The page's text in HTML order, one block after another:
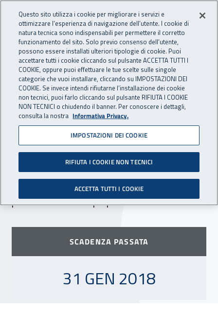
INAIL - Istituto Nazionale
Apri cerca
Navigazione principale
Navigazione - Ti trovi in:
Home Inail comunica Scadenze Scadenza
DR Emilia Romagna:
prorogati i termini per la
ricerca di immobile da
acquistare a Modena
Prorogato al 31 gennaio 2020 il termine per la
presentazione delle proposte.
SCADENZA PASSATA
31 GENNAIO 2018
31 GEN 2018
Questo sito utilizza i cookie per migliorare i servizi e
ottimizzare l’esperienza di navigazione dell’utente. I cookie di
natura tecnica sono indispensabili per permettere il corretto
funzionamento del sito. Solo previo consenso dell’utente,
possono essere installati ulteriori tipologie di cookie. Puoi
accettare tutti i cookie cliccando sul pulsante ACCETTA TUTTI I
COOKIE, oppure puoi effettuare le tue scelte sulle singole
categorie che vuoi installare, cliccando su IMPOSTAZIONI DEI
COOKIE. Se invece intendi rifiutarne l’installazione dei cookie
non tecnici, puoi farlo cliccando sul pulsante RIFIUTA I COOKIE
NON TECNICI o chiudendo il banner. Per conoscere i dettagli,
consulta la nostra Informativa Privacy.
IMPOSTAZIONI DEI COOKIE
RIFIUTA I COOKIE NON TECNICI
ACCETTA TUTTI I COOKIE